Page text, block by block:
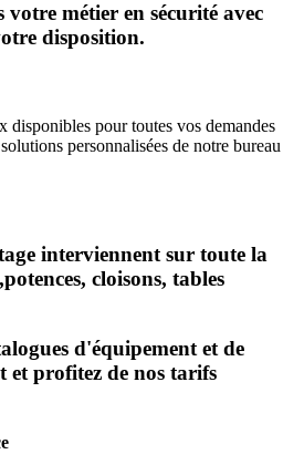
votre métier en sécurité avec
disposition.
disponibles pour toutes vos demandes
personnalisées de notre bureau
interviennent sur toute la
cloisons, tables
d'équipement et de
et profitez de nos tarifs